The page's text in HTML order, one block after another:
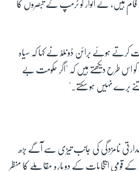
فام ہیں، نے اتوار کو ٹرمپ کے تبصروں کا
کرتے ہوئے برائن ڈونلڈ نے کہا کہ سیاہ
اس طرح دیکھتے ہیں کہ "اگر حکومت بے
برے نہیں ہو سکتے۔"
نامزدگی کی جانب تیزی سے آگے بڑھ
رہے ہیں اور ماہرین کے مطابق نومبر 2020 کے قومی انتخابات کے دوبارہ مقابلے کا منظر